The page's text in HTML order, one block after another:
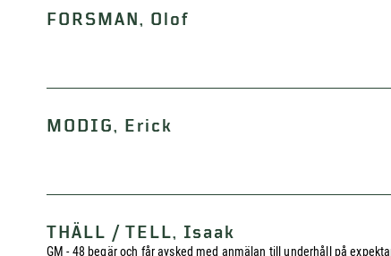
FORSMAN, Olof
MODIG, Erick
THÄLL / TELL, Isaak
GM - 48 begär och får avsked med anmälan till underhåll på